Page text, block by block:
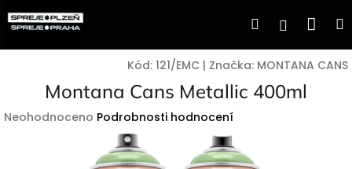
na
Hledat
Kód: 121/EMC | Značka: MONTANA CANS
Montana Cans Metallic 400ml
Průměrné
Neohodnoceno Podrobnosti hodnocení